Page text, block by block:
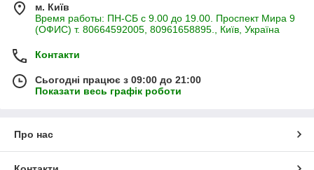
м. Київ
Время работы: ПН-СБ с 9.00 до 19.00. Проспект Мира 9
(ОФИС) т. 80664592005, 80961658895., Київ, Україна
Контакти
Сьогодні працює з 09:00 до 21:00
Показати весь графік роботи
Про нас